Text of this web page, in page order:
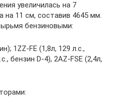
увеличилась на 7
11 см, составив 4645 мм.
бензиновыми:
1ZZ-FE (1,8л, 129 л.с.,
бензин D-4), 2AZ-FSE (2,4л,